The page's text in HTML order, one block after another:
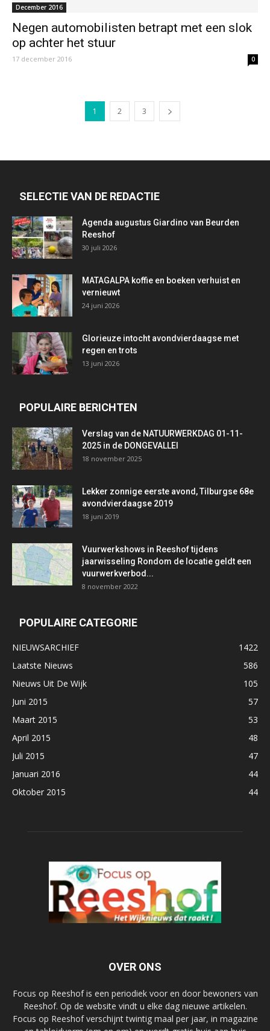
December 2016
Negen automobilisten betrapt met een slok
op achter het stuur
17 december 2016 0
1 2 3
SELECTIE VAN DE REDACTIE
Agenda augustus Giardino van Beurden
Reeshof
30 juli 2026
MATAGALPA koffie en boeken verhuist en
vernieuwt
24 juni 2026
Glorieuze intocht avondvierdaagse met
regen en trots
13 juni 2026
POPULAIRE BERICHTEN
Verslag van de NATUURWERKDAG 01-11-
2025 in de DONGEVALLEI
18 november 2025
Lekker zonnige eerste avond, Tilburgse 68e
avondvierdaagse 2019
18 juni 2019
Vuurwerkshows in Reeshof tijdens
jaarwisseling Rondom de locatie geldt een
vuurwerkverbod...
8 november 2022
POPULAIRE CATEGORIE
NIEUWSARCHIEF
1422
Laatste Nieuws
586
Nieuws Uit De Wijk
105
Juni 2015
57
Maart 2015
53
April 2015
48
Juli 2015
47
Januari 2016
44
Oktober 2015
44
OVER ONS
Focus op Reeshof is een periodiek voor en door bewoners van
Reeshof. Op de website vindt u elke dag nieuwe artikelen.
Focus op Reeshof verschijnt twintig maal per jaar, in magazine